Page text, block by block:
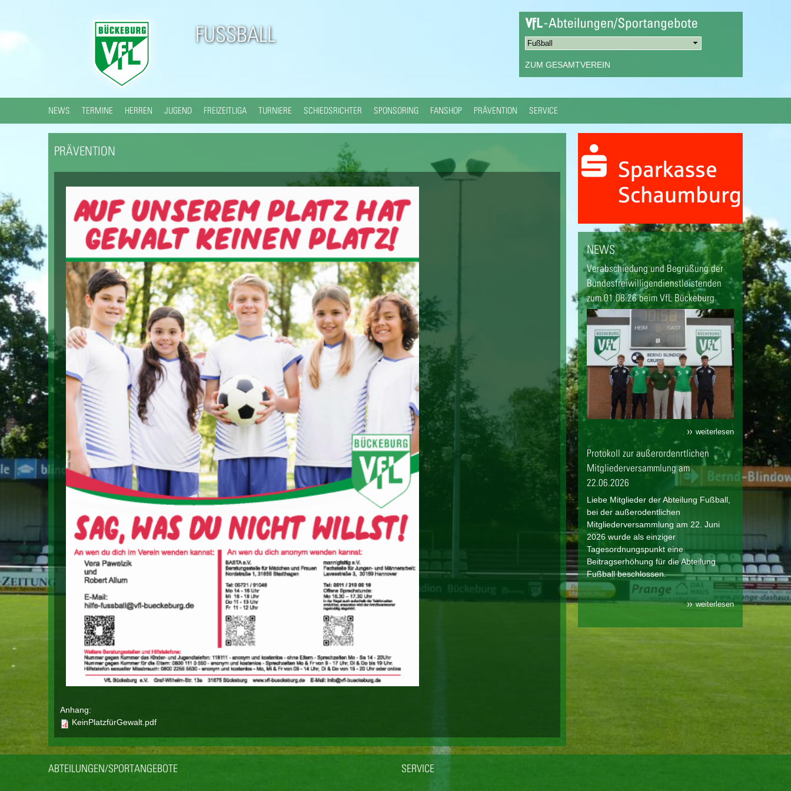
FUSSBALL
ZUM GESAMTVEREIN
NEWS TERMINE HERREN JUGEND FREIZEITLIGA TURNIERE SCHIEDSRICHTER SPONSORING FANSHOP PRÄVENTION SERVICE
PRÄVENTION
Anhang:
KeinPlatzfürGewalt.pdf
NEWS
Verabschiedung und Begrüßung der
Bundesfreiwilligendienstleistenden
zum 01.08.26 beim VfL Bückeburg
weiterlesen
Protokoll zur außerordenrtlichen
Mitgliederversammlung am
22.06.2026
Liebe Mitglieder der Abteilung Fußball,
bei der außerodentlichen
Mitgliederversammlung am 22. Juni
2026 wurde als einziger
Tagesordnungspunkt eine
Beitragserhöhung für die Abteilung
Fußball beschlossen.
weiterlesen
ABTEILUNGEN/SPORTANGEBOTE SERVICE